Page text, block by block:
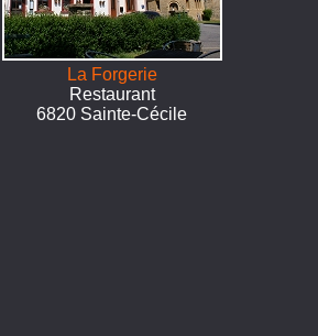
La Forgerie
Restaurant
6820 Sainte-Cécile